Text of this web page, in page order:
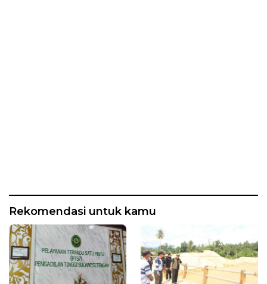
Rekomendasi untuk kamu